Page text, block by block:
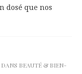
dosé que nos
DANS BEAUTÉ & BIEN-